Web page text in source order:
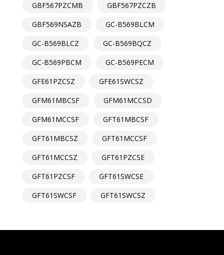
GBF567PZCMB
GBF567PZCZB
GBF569NSAZB
GC-B569BLCM
GC-B569BLCZ
GC-B569BQCZ
GC-B569PBCM
GC-B569PECM
GFE61PZCSZ
GFE61SWCSZ
GFM61MBCSF
GFM61MCCSD
GFM61MCCSF
GFT61MBCSF
GFT61MBCSZ
GFT61MCCSF
GFT61MCCSZ
GFT61PZCSE
GFT61PZCSF
GFT61SWCSE
GFT61SWCSF
GFT61SWCSZ